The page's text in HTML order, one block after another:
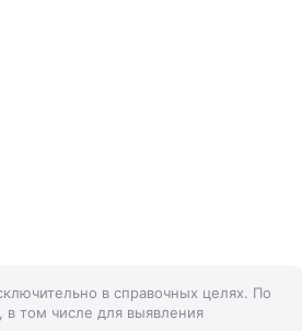
в справочных целях. По
в том числе для выявления